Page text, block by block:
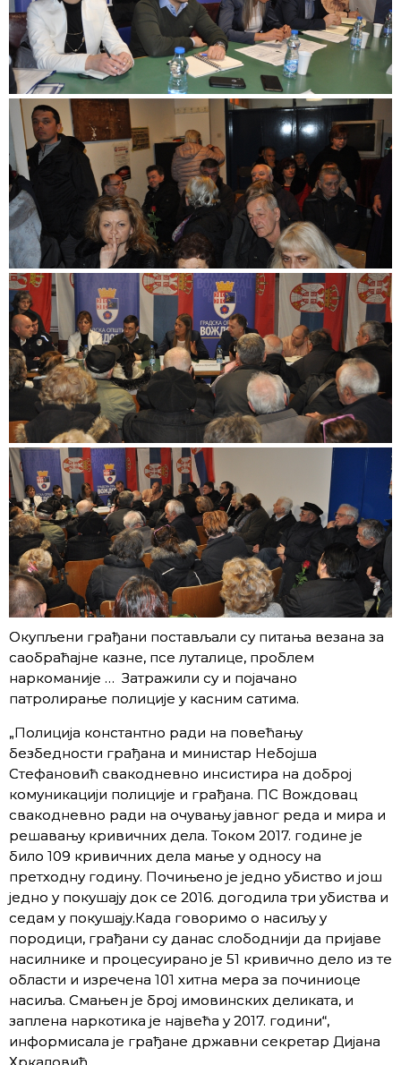
Окупљени грађани постављали су питања везана за
саобраћајне казне, псе луталице, проблем
наркоманије … Затражили су и појачано
патролирање полиције у касним сатима.
„Полиција константно ради на повећању
безбедности грађана и министар Небојша
Стефановић свакодневно инсистира на доброј
комуникацији полиције и грађана. ПС Вождовац
свакодневно ради на очувању јавног реда и мира и
решавању кривичних дела. Током 2017. године је
било 109 кривичних дела мање у односу на
претходну годину. Почињено је једно убиство и још
једно у покушају док се 2016. догодила три убиства и
седам у покушају.Када говоримо о насиљу у
породици, грађани су данас слободнији да пријаве
насилнике и процесуирано је 51 кривично дело из те
области и изречена 101 хитна мера за починиоце
насиља. Смањен је број имовинских деликата, и
заплена наркотика је највећа у 2017. години“,
информисала је грађане државни секретар Дијана
Хркаловић.